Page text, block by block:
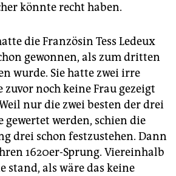
könnte recht haben.
die Französin Tess Ledeux
gewonnen, als zum dritten
wurde. Sie hatte zwei irre
zuvor noch keine Frau gezeigt
nur die zwei besten der drei
gewertet werden, schien die
drei schon festzustehen. Dann
1620er-Sprung. Viereinhalb
stand, als wäre das keine